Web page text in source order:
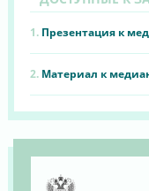
1. Презентация к
2. Материал к